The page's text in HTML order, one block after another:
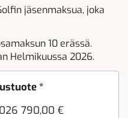
jäsenmaksua, joka
10 erässä.
Helmikuussa 2026.
*
790,00 €